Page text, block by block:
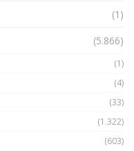
(1)
(5.866)
(1)
(4)
(33)
(1.322)
(603)